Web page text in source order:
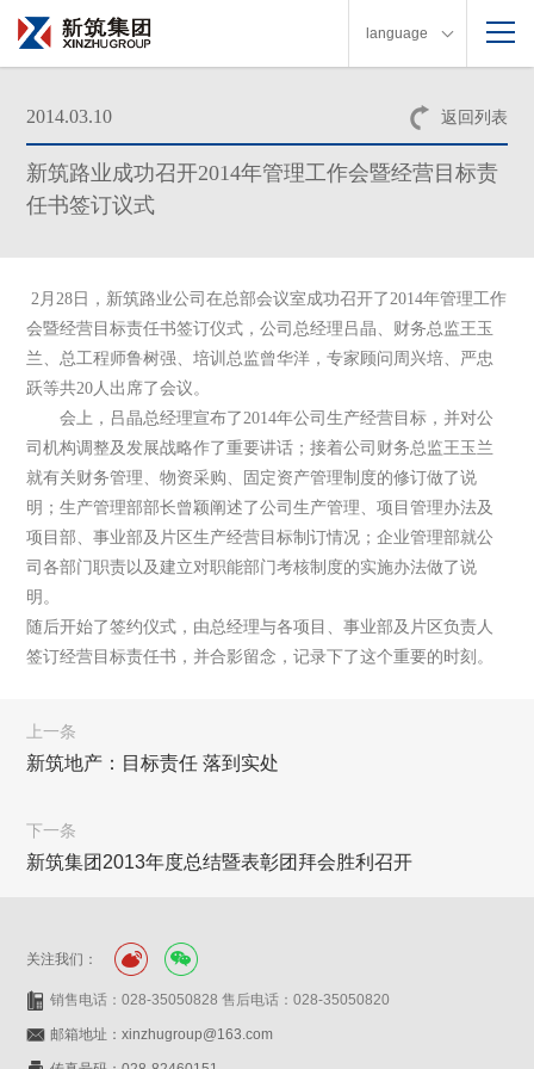
language
返回列表
2014.03.10
新筑路业成功召开2014年管理工作会暨经营目标责
任书签订议式
2月28 日，新筑路业公司在总部会议室成功召开了2014年管理工作
会暨经营目标责任书签订仪式，公司总经理吕晶、财务总监王玉
兰、总工程师鲁树强、培训总监曾华洋，专家顾问周兴培、严忠
跃等共20人出席了会议。
会上，吕晶总经理宣布了2014年公司生产经营目标，并对公
司机构调整及发展战略作了重要讲话；接着公司财务总监王玉兰
就有关财务管理、物资采购、固定资产管理制度的修订做了说
明；生产管理部部长曾颖阐述了公司生产管理、项目管理办法及
项目部、事业部及片区生产经营目标制订情况；企业管理部就公
司各部门职责以及建立对职能部门考核制度的实施办法做了说
明。
随后开始了签约仪式，由总经理与各项目、事业部及片区负责人
签订经营目标责任书，并合影留念，记录下了这个重要的时刻。
上一条
新筑地产：目标责任 落到实处
下一条
新筑集团2013年度总结暨表彰团拜会胜利召开
关注我们：
销售电话：028-35050828 售后电话：028-35050820
邮箱地址：xinzhugroup@163.com